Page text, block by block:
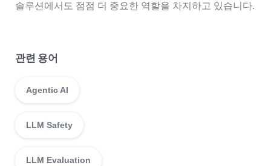
솔루션에서도 점점 더 중요한 역할을 차지하고 있습니다.
관련 용어
Agentic AI
LLM Safety
LLM Evaluation